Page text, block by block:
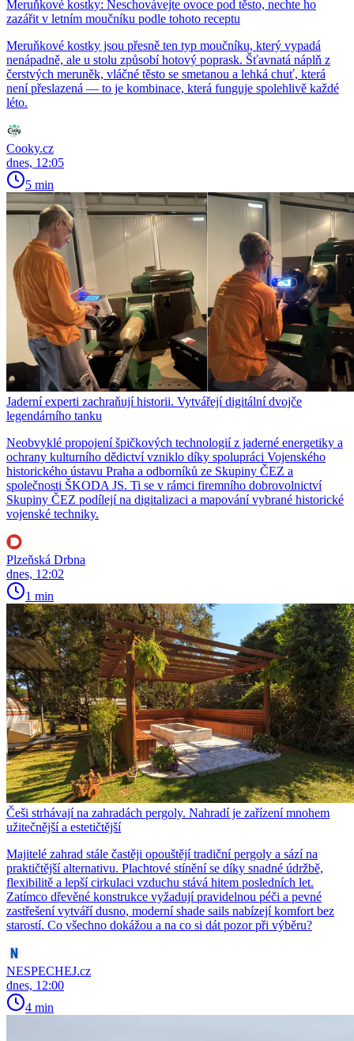
Meruňkové kostky: Neschovávejte ovoce pod těsto, nechte ho
zazářit v letním moučníku podle tohoto receptu
Meruňkové kostky jsou přesně ten typ moučníku, který vypadá
nenápadně, ale u stolu způsobí hotový poprask. Šťavnatá náplň z
čerstvých meruněk, vláčné těsto se smetanou a lehká chuť, která
není přeslazená — to je kombinace, která funguje spolehlivě každé
léto.
Cooky.cz
dnes, 12:05
5 min
Jaderní experti zachraňují historii. Vytvářejí digitální dvojče
legendárního tanku
Neobvyklé propojení špičkových technologií z jaderné energetiky a
ochrany kulturního dědictví vzniklo díky spolupráci Vojenského
historického ústavu Praha a odborníků ze Skupiny ČEZ a
společnosti ŠKODA JS. Ti se v rámci firemního dobrovolnictví
Skupiny ČEZ podílejí na digitalizaci a mapování vybrané historické
vojenské techniky.
Plzeňská Drbna
dnes, 12:02
1 min
Češi strhávají na zahradách pergoly. Nahradí je zařízení mnohem
užitečnější a estetičtější
Majitelé zahrad stále častěji opouštějí tradiční pergoly a sází na
praktičtější alternativu. Plachtové stínění se díky snadné údržbě,
flexibilitě a lepší cirkulaci vzduchu stává hitem posledních let.
Zatímco dřevěné konstrukce vyžadují pravidelnou péči a pevné
zastřešení vytváří dusno, moderní shade sails nabízejí komfort bez
starostí. Co všechno dokážou a na co si dát pozor při výběru?
NESPECHEJ.cz
dnes, 12:00
4 min